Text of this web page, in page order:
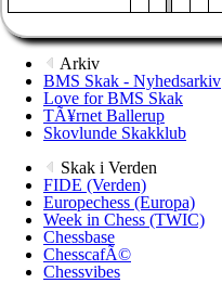
Arkiv
BMS Skak - Nyhedsarkiv
Love for BMS Skak
TÃ¥rnet Ballerup
Skovlunde Skakklub
Skak i Verden
FIDE (Verden)
Europechess (Europa)
Week in Chess (TWIC)
Chessbase
ChesscafÃ©
Chessvibes